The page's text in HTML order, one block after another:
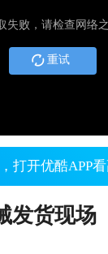
失败，请检查网络
重试
打开优酷APP
发货现场